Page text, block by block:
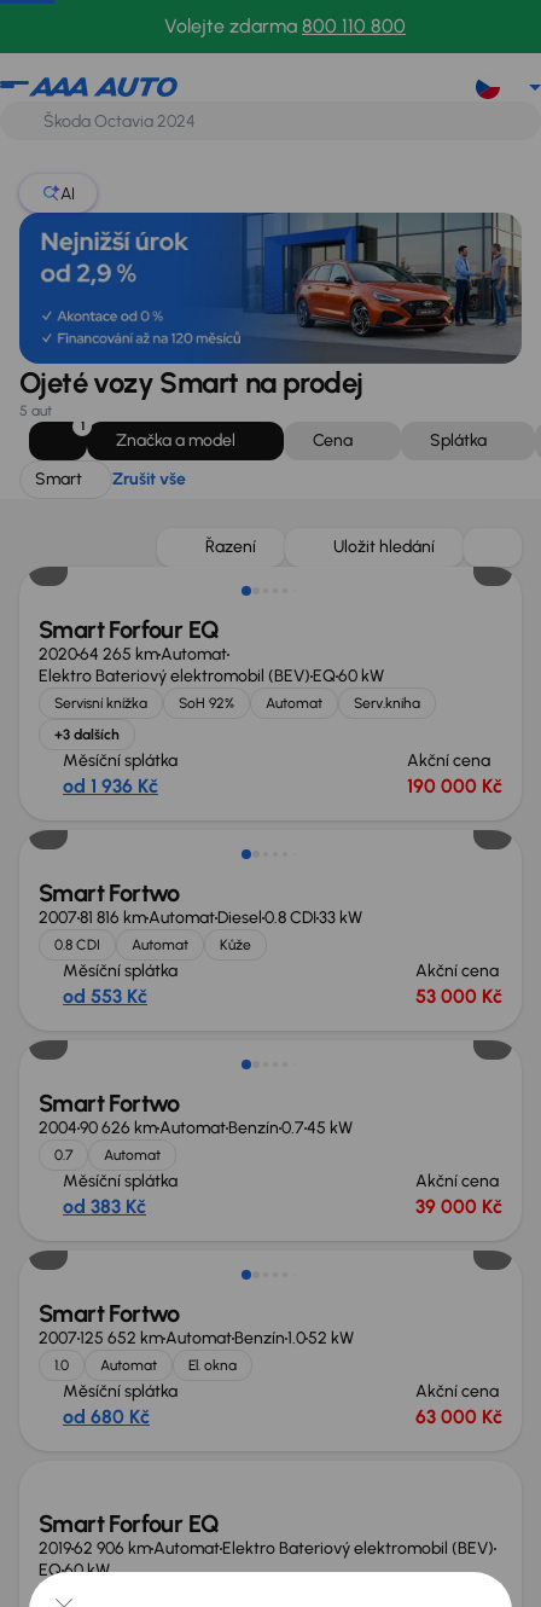
Volejte zdarma 800 110 800
Smart
AI
Ojeté vozy Smart na prodej
5 aut
1
Značka a model Cena
Splátka
Smart
Zrušit vše
Řazení Uložit hledání
Smart Forfour EQ
202064 265 kmAutomat
Elektro Bateriový elektromobil (BEV) EQ60 kW
Servisní knížka SoH 92% Automat
Serv.kniha
+3 dalších
Měsíční splátka
od 1 936 Kč
Akční cena
190 000 Kč
Smart Fortwo
200781 816 kmAutomatDiesel0.8 CDI33 kW
0.8 CDI Automat Kůže
Měsíční splátka
od 553 Kč
Akční cena
53 000 Kč
Smart Fortwo
200490 626 kmAutomatBenzín0.745 kW
0.7 Automat
Měsíční splátka
od 383 Kč
Akční cena
39 000 Kč
Smart Fortwo
2007125 652 kmAutomatBenzín1.052 kW
1.0 Automat El. okna
Měsíční splátka
od 680 Kč
Akční cena
63 000 Kč
Smart Forfour EQ
201962 906 kmAutomatElektro Bateriový elektromobil (BEV)
EQ60 kW
Servisní knížka